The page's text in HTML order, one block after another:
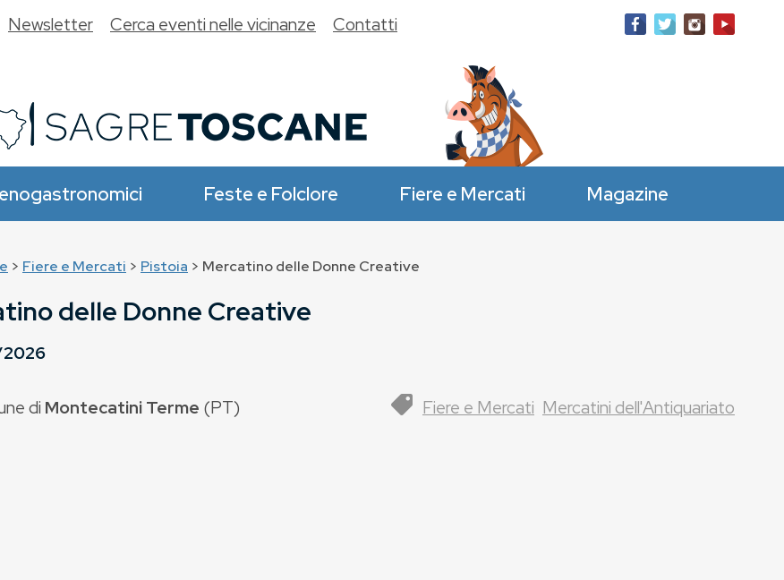
Feste e Folclore Fiere e Mercati Magazine
Newsletter Cerca eventi nelle vicinanze Contatti
> Fiere e Mercati > Pistoia > Mercatino delle Donne Creative
delle Donne Creative
di Montecatini Terme (PT) Fiere e Mercati Mercatini dell'Antiquariato